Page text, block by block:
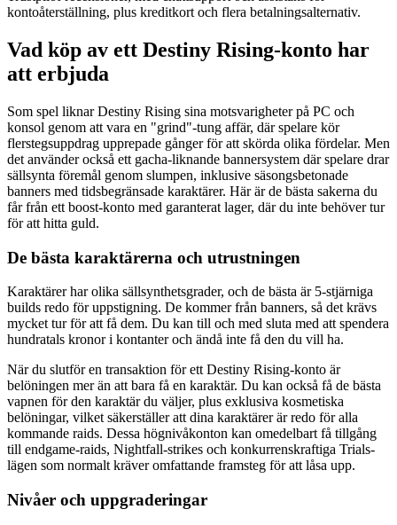
kontoåterställning, plus kreditkort och flera betalningsalternativ.
Vad köp av ett Destiny Rising-konto har
att erbjuda
Som spel liknar Destiny Rising sina motsvarigheter på PC och
konsol genom att vara en "grind"-tung affär, där spelare kör
flerstegsuppdrag upprepade gånger för att skörda olika fördelar. Men
det använder också ett gacha-liknande bannersystem där spelare drar
sällsynta föremål genom slumpen, inklusive säsongsbetonade
banners med tidsbegränsade karaktärer. Här är de bästa sakerna du
får från ett boost-konto med garanterat lager, där du inte behöver tur
för att hitta guld.
De bästa karaktärerna och utrustningen
Karaktärer har olika sällsynthetsgrader, och de bästa är 5-stjärniga
builds redo för uppstigning. De kommer från banners, så det krävs
mycket tur för att få dem. Du kan till och med sluta med att spendera
hundratals kronor i kontanter och ändå inte få den du vill ha.
När du slutför en transaktion för ett Destiny Rising-konto är
belöningen mer än att bara få en karaktär. Du kan också få de bästa
vapnen för den karaktär du väljer, plus exklusiva kosmetiska
belöningar, vilket säkerställer att dina karaktärer är redo för alla
kommande raids. Dessa högnivåkonton kan omedelbart få tillgång
till endgame-raids, Nightfall-strikes och konkurrenskraftiga Trials-
lägen som normalt kräver omfattande framsteg för att låsa upp.
Nivåer och uppgraderingar